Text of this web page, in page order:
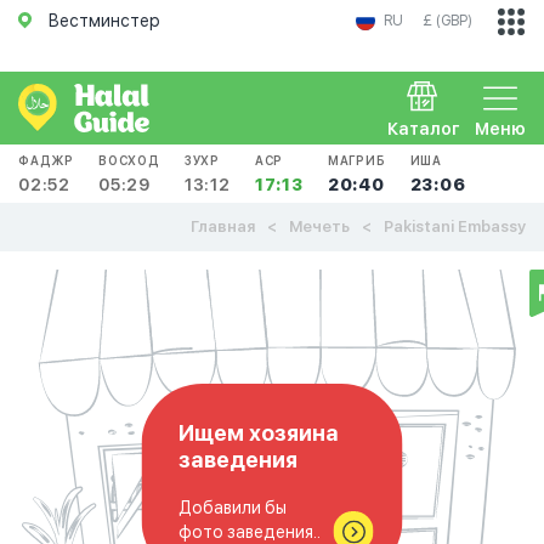
Вестминстер RU £ (GBP)
Меню
Каталог
ФАДЖР
02:52
ВОСХОД
05:29
ЗУХР
13:12
АСР
17:13
МАГРИБ
20:40
ИША
23:06
Главная Мечеть Pakistani Embassy
Ищем хозяина
заведения
Добавили бы
фото заведения..